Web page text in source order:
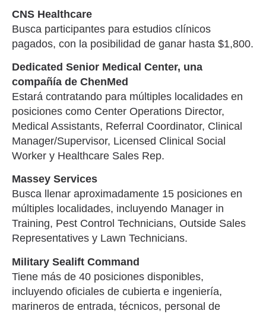
CNS Healthcare
Busca participantes para estudios clínicos
pagados, con la posibilidad de ganar hasta $1,800.
Dedicated Senior Medical Center, una
compañía de ChenMed
Estará contratando para múltiples localidades en
posiciones como Center Operations Director,
Medical Assistants, Referral Coordinator, Clinical
Manager/Supervisor, Licensed Clinical Social
Worker y Healthcare Sales Rep.
Massey Services
Busca llenar aproximadamente 15 posiciones en
múltiples localidades, incluyendo Manager in
Training, Pest Control Technicians, Outside Sales
Representatives y Lawn Technicians.
Military Sealift Command
Tiene más de 40 posiciones disponibles,
incluyendo oficiales de cubierta e ingeniería,
marineros de entrada, técnicos, personal de